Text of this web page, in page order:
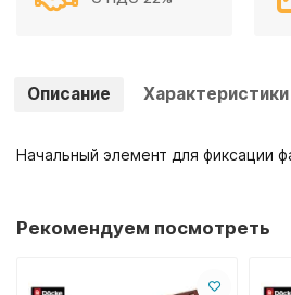
Описание Характеристики
Начальный элемент для фиксации
Рекомендуем посмотреть